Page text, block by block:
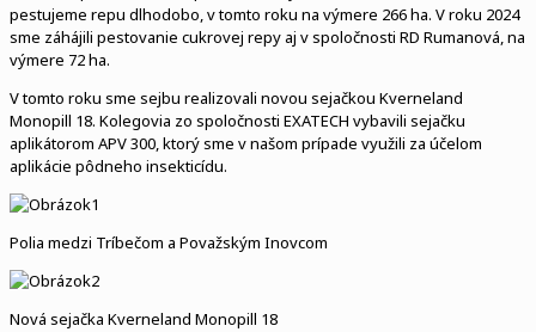
pestujeme repu dlhodobo, v tomto roku na výmere 266 ha. V roku 2024
sme záhájili pestovanie cukrovej repy aj v spoločnosti RD Rumanová, na
výmere 72 ha.
V tomto roku sme sejbu realizovali novou sejačkou Kverneland
Monopill 18. Kolegovia zo spoločnosti EXATECH vybavili sejačku
aplikátorom APV 300, ktorý sme v našom prípade využili za účelom
aplikácie pôdneho insekticídu.
Polia medzi Tríbečom a Považským Inovcom
Nová sejačka Kverneland Monopill 18